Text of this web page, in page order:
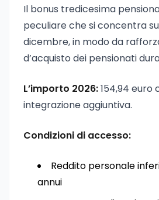
Il bonus tredicesima
peculiare che si concentra
dicembre, in modo da
d’acquisto dei pensionati
L’importo 2026:154,94 euro
integrazione aggiuntiva.
Condizioni di accesso:
Reddito personale
annui